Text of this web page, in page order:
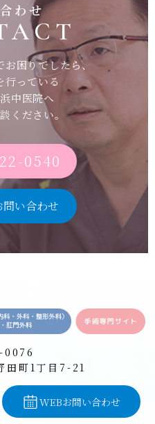
わせ
お困りでしたら、
行っている
中医院へ
ください。
0540
い合わせ
0076
田町1丁目7-21
WEBお問い合わせ